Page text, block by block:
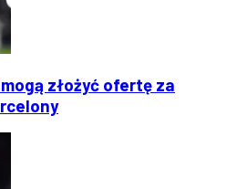
złożyć ofertę za